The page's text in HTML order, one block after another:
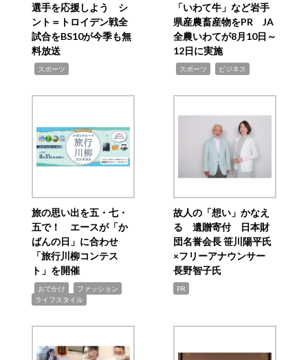
選手を応援しよう シ
ント＝トロイデン戦全
試合をBS10が今季も無
料放送
スポーツ
「いわて牛」など岩手
県産農畜産物をPR JA
全農いわてが8月10日～
12日に実施
スポーツ ビジネス
旅の思い出を五・七・
五で！ エースが「か
ばんの日」に合わせ
「旅行川柳コンテス
ト」を開催
おでかけ ファッション
ライフスタイル
故人の「想い」かなえ
る 遺贈寄付 日本財
団名誉会長 笹川陽平氏
×フリーアナウンサー
長野智子氏
PR